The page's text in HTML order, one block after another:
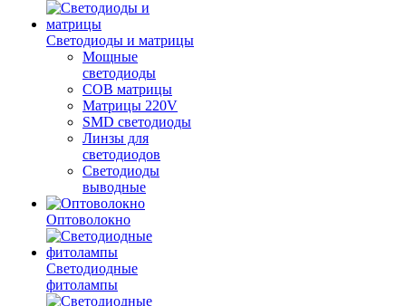
Светодиоды и матрицы
Мощные
светодиоды
COB матрицы
Матрицы 220V
SMD светодиоды
Линзы для
светодиодов
Светодиоды
выводные
Оптоволокно
Светодиодные
фитолампы